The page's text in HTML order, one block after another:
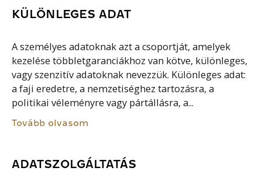
KÜLÖNLEGES ADAT
A személyes adatoknak azt a csoportját, amelyek
kezelése többletgaranciákhoz van kötve, különleges,
vagy szenzitív adatoknak nevezzük. Különleges adat:
a faji eredetre, a nemzetiséghez tartozásra, a
politikai véleményre vagy pártállásra, a...
Tovább olvasom
ADATSZOLGÁLTATÁS